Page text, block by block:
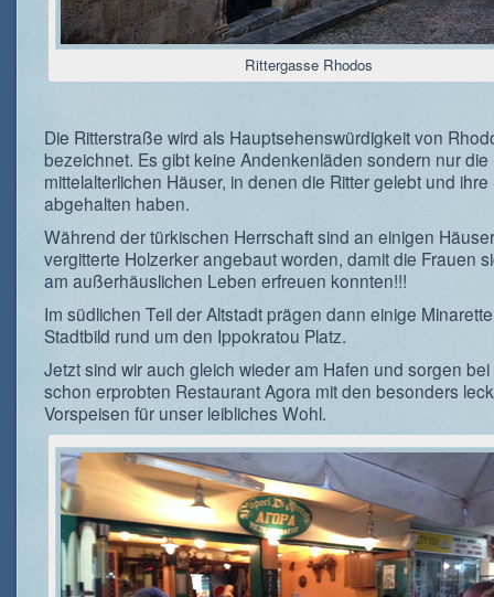
Rittergasse Rhodos
Die Ritterstraße wird als Hauptsehenswürdigkeit von
bezeichnet. Es gibt keine Andenkenläden sondern nur die
mittelalterlichen Häuser, in denen die Ritter gelebt und
abgehalten haben.
Während der türkischen Herrschaft sind an einigen
vergitterte Holzerker angebaut worden, damit die Frauen
am außerhäuslichen Leben erfreuen konnten!!!
Im südlichen Teil der Altstadt prägen dann einige
Stadtbild rund um den Ippokratou Platz.
Jetzt sind wir auch gleich wieder am Hafen und sorgen
schon erprobten Restaurant Agora mit den besonders
Vorspeisen für unser leibliches Wohl.